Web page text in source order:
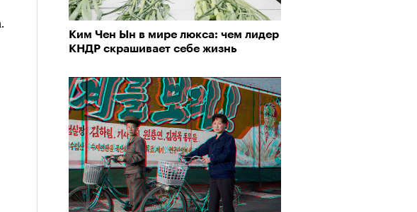
Ким Чен Ын в мире люкса: чем лидер
КНДР скрашивает себе жизнь